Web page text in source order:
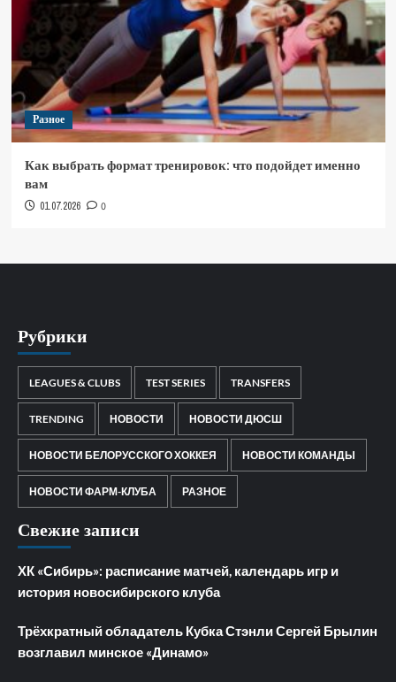
Разное
Как выбрать формат тренировок: что подойдет именно
вам
01.07.2026 0
Рубрики
LEAGUES & CLUBS TEST SERIES TRANSFERS
TRENDING НОВОСТИ НОВОСТИ ДЮСШ
НОВОСТИ БЕЛОРУССКОГО ХОККЕЯ НОВОСТИ КОМАНДЫ
НОВОСТИ ФАРМ-КЛУБА РАЗНОЕ
Свежие записи
ХК «Сибирь»: расписание матчей, календарь игр и
история новосибирского клуба
Трёхкратный обладатель Кубка Стэнли Сергей Брылин
возглавил минское «Динамо»